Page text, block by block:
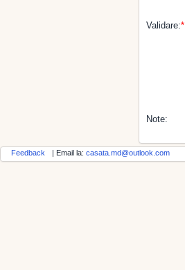
Validare:*
Note:
Feedback | Email la: casata.md@outlook.com